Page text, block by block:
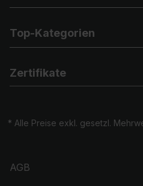
Top-Kategorien
Zertifikate
* Alle Preise exkl. gesetzl.
AGB